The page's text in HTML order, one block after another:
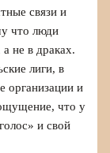
связи и
что люди
не в драках.
лиги, в
организации и
что у
и свой